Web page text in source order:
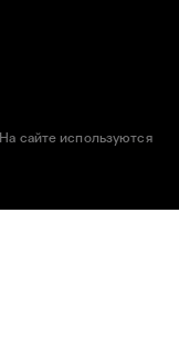
На сайте используются